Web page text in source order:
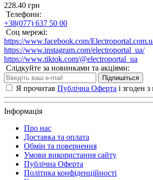
228.40 грн
Телефони:
+38(077) 637 50 00
Соц мережі:
https://www.facebook.com/
https://www.instagram.com/electroportal_ua/
https://www.tiktok.com/@electroportal_ua
Слідкуйте за новинками та акціями:
Підпишіться
Я прочитав Публічна Оферта і згоден
Інформація
Про нас
Доставка та оплата
Обмін та повернення
Умови використання сайту
Публічна Оферта
Політика конфіденційності